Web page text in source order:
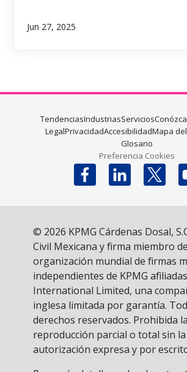
Jun 27, 2025
TendenciasIndustriasServicios
LegalPrivacidadAccesibilidadMapa
Glosario
Preferencia Cookies
Follow us
© 2026 KPMG Cárdenas Dosal,
Civil Mexicana y firma miembro
organización mundial de firmas
independientes de KPMG
International Limited, una
inglesa limitada por garantía.
derechos reservados. Prohibida la
reproducción parcial o total sin la
autorización expresa y por